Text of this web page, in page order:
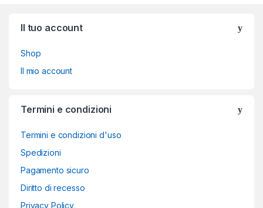
Il tuo account
Shop
Il mio account
Termini e condizioni
Termini e condizioni d'uso
Spedizioni
Pagamento sicuro
Diritto di recesso
Privacy Policy